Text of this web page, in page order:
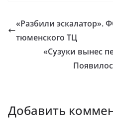
«Разбили эскалатор».
тюменского ТЦ
«Сузуки вынес
Добавить